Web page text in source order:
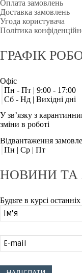
Оплата замовлень
Доставка замовлень
Угода користувача
Політика
ГРАФІК
Офіс
Пн - Пт | 9:00 - 17:00
Сб - Нд | Вихідні дні
У зв’язку з
зміни в роботі
Відвантаження
Пн | Ср | Пт
НОВИНИ ТА
Будьте в курсі